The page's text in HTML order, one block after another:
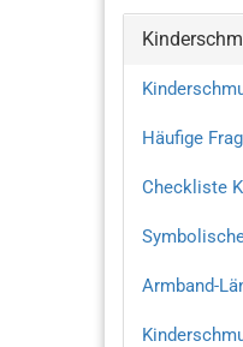
Häufige
Checkliste
Armband-